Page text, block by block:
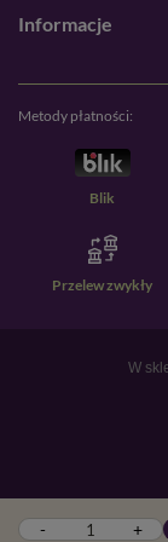
- +
Informacje
Metody płatności:
Blik
Przelew zwykły
W